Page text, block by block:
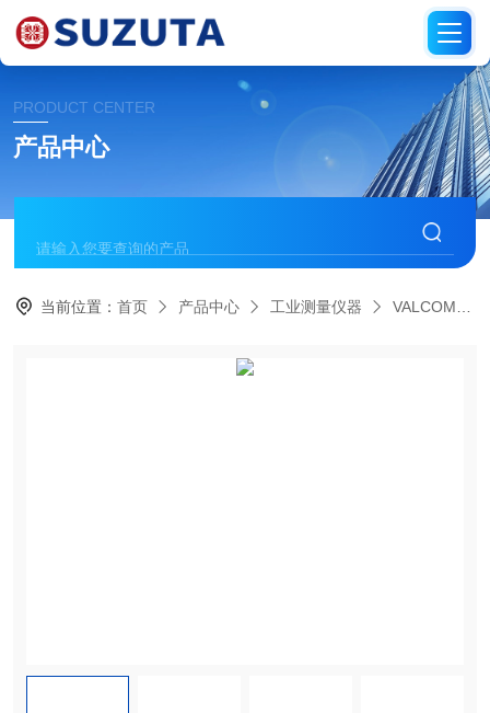
PRODUCT CENTER
产品中心
当前位置：首页 产品中心 工业测量仪器 VALCOM沃康